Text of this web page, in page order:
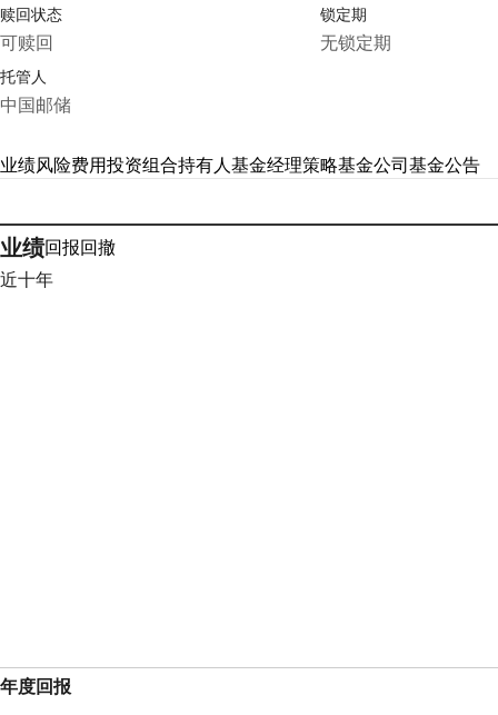
赎回状态
可赎回
锁定期
无锁定期
托管人
中国邮储
业绩风险费用投资组合持有人基金经理策略基金公司基金公告
业绩回报回撤
近十年
年度回报